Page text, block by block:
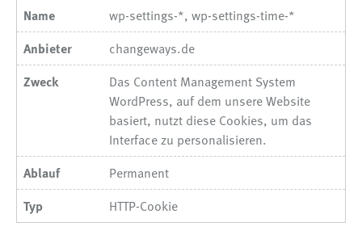
wp-settings-*, wp-settings-time-*
changeways.de
Das Content Management System
WordPress, auf dem unsere Website
basiert, nutzt diese Cookies, um das
Interface zu personalisieren.
Permanent
HTTP-Cookie